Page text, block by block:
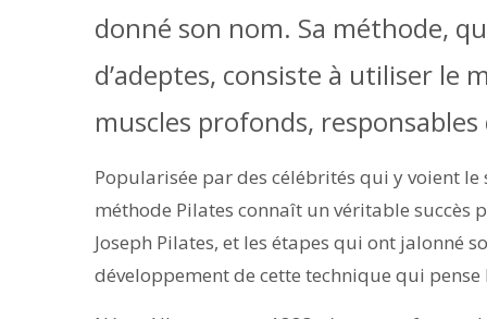
donné son nom. Sa méthode,
d’adeptes, consiste à utiliser le
muscles profonds,
Popularisée par des célébrités qui y voient
méthode Pilates connaît un véritable succès
Joseph Pilates, et les étapes qui ont jalonné
développement de cette technique qui